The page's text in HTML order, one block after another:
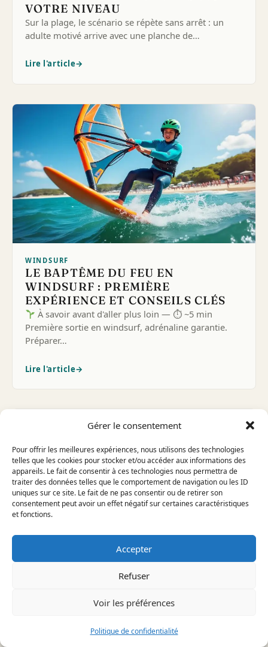
Gérer le consentement
Pour offrir les meilleures expériences, nous utilisons des technologies
telles que les cookies pour stocker et/ou accéder aux informations des
appareils. Le fait de consentir à ces technologies nous permettra de
traiter des données telles que le comportement de navigation ou les ID
uniques sur ce site. Le fait de ne pas consentir ou de retirer son
consentement peut avoir un effet négatif sur certaines caractéristiques
et fonctions.
Accepter
Refuser
Voir les préférences
Politique de confidentialité
VOTRE NIVEAU
Sur la plage, le scénario se répète sans arrêt : un
adulte motivé arrive avec une planche de…
Lire l'article→
WINDSURF
LE BAPTÊME DU FEU EN
WINDSURF : PREMIÈRE
EXPÉRIENCE ET CONSEILS CLÉS
À savoir avant d'aller plus loin — ⏱ ~5 min
Première sortie en windsurf, adrénaline garantie.
Préparer…
Lire l'article→
REVIENT : TOUT SAVOIR SUR LA
SECONDE ÉDITION TANT
ATTENDUE
À savoir avant d'aller plus loin — ⏱ ~5 min Le